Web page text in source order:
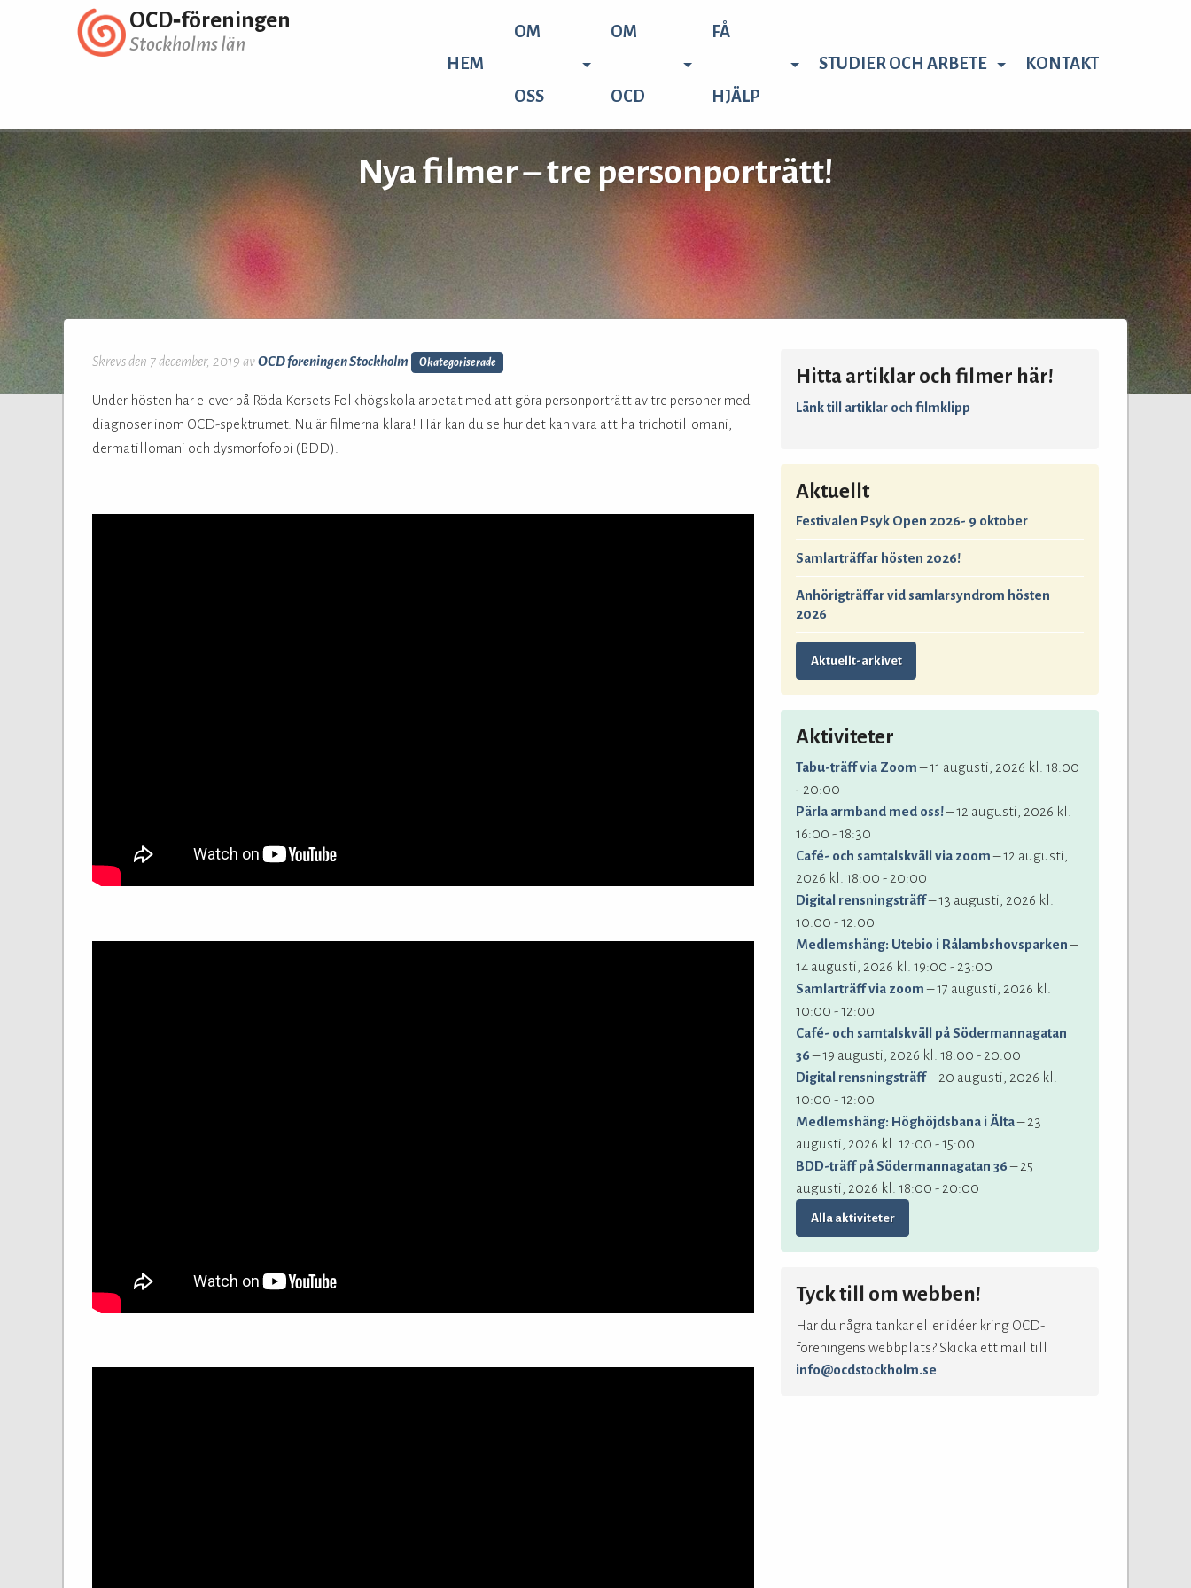
OCD‑föreningen
Stockholms län
HEM
OM
OSS
OM
OCD
FÅ
HJÄLP
STUDIER OCH ARBETE KONTAKT
Nya filmer – tre personporträtt!
Skrevs den 7 december, 2019 avOCD foreningen Stockholm Okategoriserade
Under hösten har elever på Röda Korsets Folkhögskola arbetat med att göra personporträtt av tre personer med
diagnoser inom OCD-spektrumet. Nu är filmerna klara! Här kan du se hur det kan vara att ha trichotillomani,
dermatillomani och dysmorfofobi (BDD).
Hitta artiklar och filmer här!
Länk till artiklar och filmklipp
Aktuellt
Festivalen Psyk Open 2026- 9 oktober
Samlarträffar hösten 2026!
Anhörigträffar vid samlarsyndrom hösten
2026
Aktuellt-arkivet
Aktiviteter
Tabu-träff via Zoom– 11 augusti, 2026 kl. 18:00
- 20:00
Pärla armband med oss!– 12 augusti, 2026 kl.
16:00 - 18:30
Café- och samtalskväll via zoom– 12 augusti,
2026 kl. 18:00 - 20:00
Digital rensningsträff– 13 augusti, 2026 kl.
10:00 - 12:00
Medlemshäng: Utebio i Rålambshovsparken–
14 augusti, 2026 kl. 19:00 - 23:00
Samlarträff via zoom– 17 augusti, 2026 kl.
10:00 - 12:00
Café- och samtalskväll på Södermannagatan
36– 19 augusti, 2026 kl. 18:00 - 20:00
Digital rensningsträff– 20 augusti, 2026 kl.
10:00 - 12:00
Medlemshäng: Höghöjdsbana i Älta– 23
augusti, 2026 kl. 12:00 - 15:00
BDD-träff på Södermannagatan 36– 25
augusti, 2026 kl. 18:00 - 20:00
Alla aktiviteter
Tyck till om webben!
Har du några tankar eller idéer kring OCD-
föreningens webbplats? Skicka ett mail till
info@ocdstockholm.se